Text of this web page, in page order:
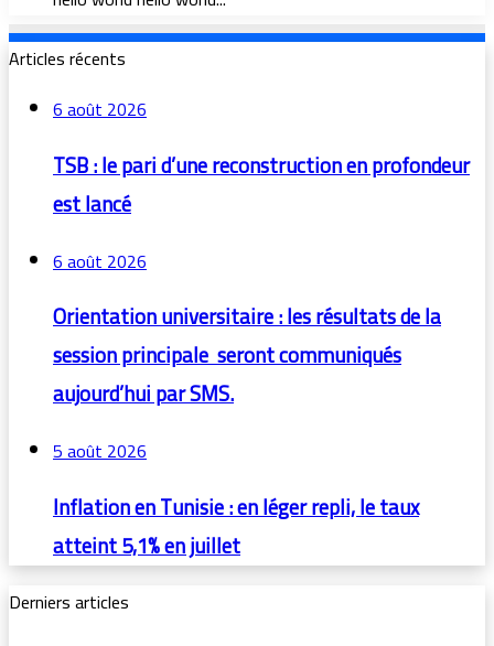
Articles récents
6 août 2026
TSB : le pari d’une reconstruction en profondeur
est lancé
6 août 2026
Orientation universitaire : les résultats de la
session principale seront communiqués
aujourd’hui par SMS.
5 août 2026
Inflation en Tunisie : en léger repli, le taux
atteint 5,1% en juillet
Derniers articles